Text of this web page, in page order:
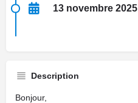
13 novembre 2025
Description
Bonjour,